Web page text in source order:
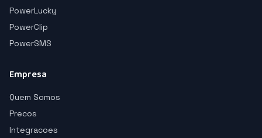
PowerLucky
PowerClip
PowerSMS
Empresa
Quem Somos
Precos
Integracoes